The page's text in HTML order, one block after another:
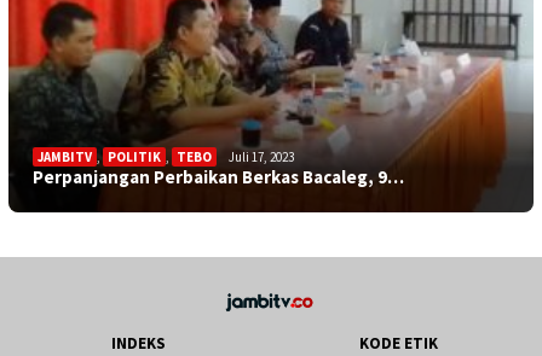
JAMBITV , POLITIK TEBO Juli 17, 2023
Perpanjangan Perbaikan Berkas Bacaleg, 9…
INDEKS
KODE ETIK